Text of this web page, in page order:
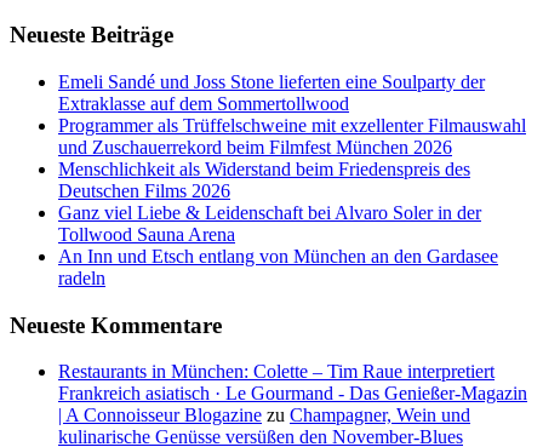
Neueste Beiträge
Emeli Sandé und Joss Stone lieferten eine Soulparty der
Extraklasse auf dem Sommertollwood
Programmer als Trüffelschweine mit exzellenter Filmauswahl
und Zuschauerrekord beim Filmfest München 2026
Menschlichkeit als Widerstand beim Friedenspreis des
Deutschen Films 2026
Ganz viel Liebe & Leidenschaft bei Alvaro Soler in der
Tollwood Sauna Arena
An Inn und Etsch entlang von München an den Gardasee
radeln
Neueste Kommentare
Restaurants in München: Colette – Tim Raue interpretiert
Frankreich asiatisch · Le Gourmand - Das Genießer-Magazin
| A Connoisseur Blogazine zu Champagner, Wein und
kulinarische Genüsse versüßen den November-Blues